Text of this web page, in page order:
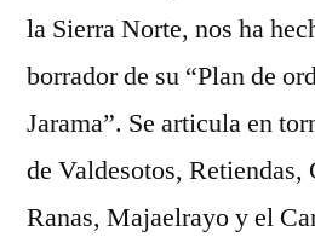
la Sierra Norte, nos ha
borrador de su “Plan de
Jarama”. Se articula en
de Valdesotos, Retiendas,
Ranas, Majaelrayo y el